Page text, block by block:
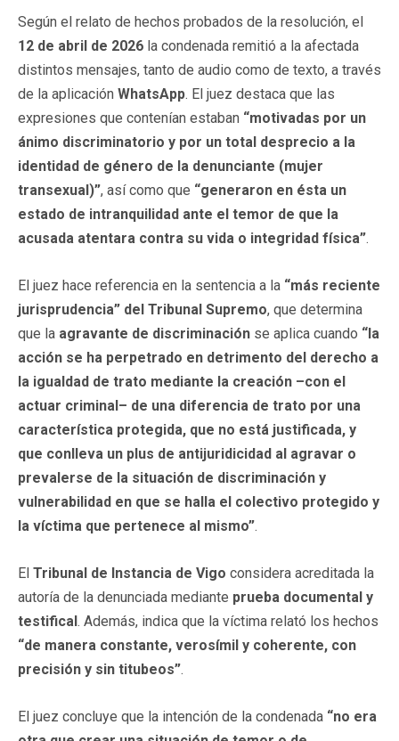
Según el relato de hechos probados de la resolución, el
12 de abril de 2026 la condenada remitió a la afectada
distintos mensajes, tanto de audio como de texto, a través
de la aplicación WhatsApp. El juez destaca que las
expresiones que contenían estaban “motivadas por un
ánimo discriminatorio y por un total desprecio a la
identidad de género de la denunciante (mujer
transexual)”, así como que “generaron en ésta un
estado de intranquilidad ante el temor de que la
acusada atentara contra su vida o integridad física”.
El juez hace referencia en la sentencia a la “más reciente
jurisprudencia” del Tribunal Supremo, que determina
que la agravante de discriminación se aplica cuando “la
acción se ha perpetrado en detrimento del derecho a
la igualdad de trato mediante la creación –con el
actuar criminal– de una diferencia de trato por una
característica protegida, que no está justificada, y
que conlleva un plus de antijuridicidad al agravar o
prevalerse de la situación de discriminación y
vulnerabilidad en que se halla el colectivo protegido y
la víctima que pertenece al mismo”.
El Tribunal de Instancia de Vigo considera acreditada la
autoría de la denunciada mediante prueba documental y
testifical. Además, indica que la víctima relató los hechos
“de manera constante, verosímil y coherente, con
precisión y sin titubeos”.
El juez concluye que la intención de la condenada “no era